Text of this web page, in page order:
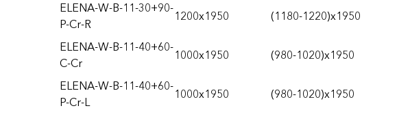
ELENA-W-B-11-30+90-
P-Cr-R
1200x1950 (1180-1220)х1950
ELENA-W-B-11-40+60-
C-Cr
1000x1950 (980-1020)х1950
ELENA-W-B-11-40+60-
P-Cr-L
1000x1950 (980-1020)х1950